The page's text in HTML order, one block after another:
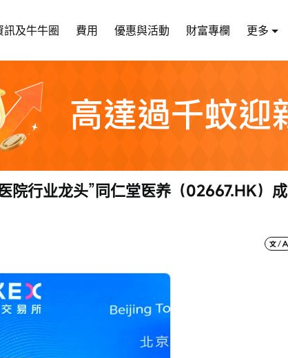
訊及牛牛圈 費用 優惠與活動 財富專欄 更多
院行业龙头”同仁堂医养（02667.HK）成